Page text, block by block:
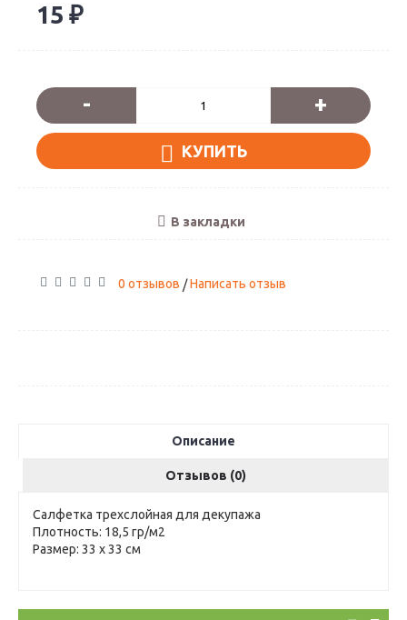
15 ₽
- +
КУПИТЬ
В закладки
0 отзывов /Написать отзыв
Описание
Отзывов (0)
Салфетка трехслойная для декупажа
Плотность: 18,5 гр/м2
Размер: 33 х 33 см